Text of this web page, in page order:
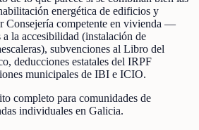
energética de edificios y
Consejería competente en vivienda —
la accesibilidad (instalación de
subvenciones al Libro del
deducciones estatales del IRPF
municipales de IBI e ICIO.
completo para comunidades de
individuales en Galicia.